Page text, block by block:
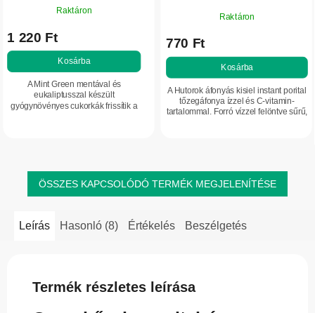
Raktáron
1 220 Ft
Kosárba
A Mint Green mentával és
eukaliptusszal készült
gyógynövényes cukorkák frissítik a
Raktáron
770 Ft
Kosárba
A Hutorok áfonyás kisiel instant porital
tőzegáfonya ízzel és C-vitamin-
tartalommal. Forró vízzel felöntve sűrű,
ÖSSZES KAPCSOLÓDÓ TERMÉK MEGJELENÍTÉSE
Leírás Hasonló (8) Értékelés Beszélgetés
Termék részletes leírása